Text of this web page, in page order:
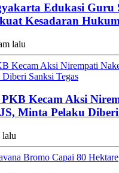
Edukasi Guru
Kesadaran Hukum
lalu
Kecam Aksi Nirempati
Sanksi Tegas
Kecam Aksi
Minta Pelaku Diberi
lalu
Bromo Capai 80 Hektare